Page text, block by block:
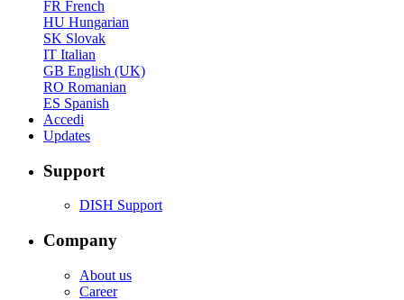
FR French
HU Hungarian
SK Slovak
IT Italian
GB English (UK)
RO Romanian
ES Spanish
Accedi
Updates
Support
DISH Support
Company
About us
Career